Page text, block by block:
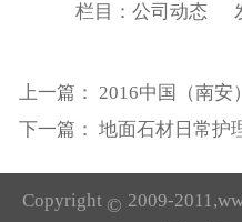
栏目：公司动态
上一篇： 2016中国（南安
下一篇： 地面石材日常护
Copyright © 2009-